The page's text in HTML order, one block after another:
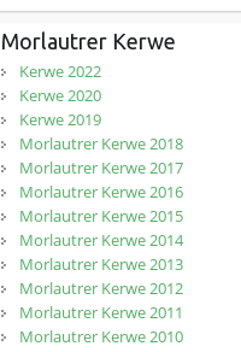
Morlautrer Kerwe
Kerwe 2022
Kerwe 2020
Kerwe 2019
Morlautrer Kerwe 2018
Morlautrer Kerwe 2017
Morlautrer Kerwe 2016
Morlautrer Kerwe 2015
Morlautrer Kerwe 2014
Morlautrer Kerwe 2013
Morlautrer Kerwe 2012
Morlautrer Kerwe 2011
Morlautrer Kerwe 2010